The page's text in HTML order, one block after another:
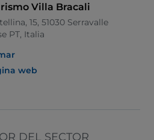
Villa Bracali
15, 51030 Serravalle
PT, Italia
web
DEL SECTOR